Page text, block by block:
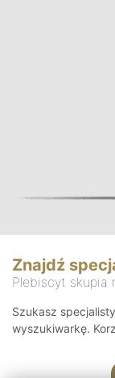
Znajdź
Plebiscyt skupia
Szukasz
wyszukiwarkę.